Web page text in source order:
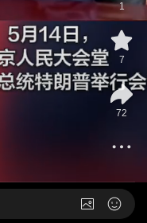
1
7
72